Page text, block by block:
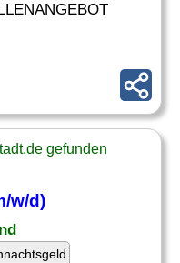
gefunden
w/d)